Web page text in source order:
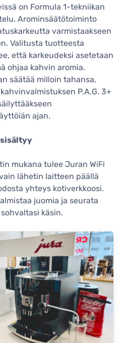
on Formula 1-tekniikan
Arominsäätötoiminto
varmistaakseen
Valitusta tuotteesta
että karkeudeksi asetetaan
ohjaa kahvin aromia.
säätää milloin tahansa,
P.A.G. 3+
ajan.
sisältyy
mukana tulee Juran WiFi
lähetin laitteen päällä
yhteys kotiverkkoosi.
juomia ja seurata
käsin.